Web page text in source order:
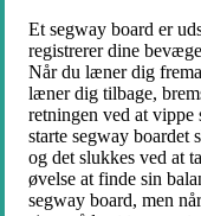
Et segway board er
registrerer dine
Når du læner dig
læner dig tilbage,
retningen ved at vippe
starte segway boardet
og det slukkes ved at
øvelse at finde sin
segway board, men